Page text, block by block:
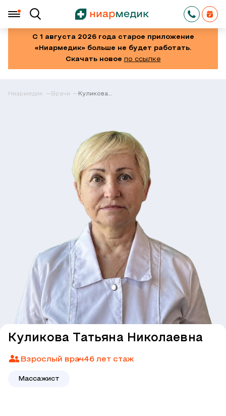
С 1 августа 2026 года старое приложение
«Ниармедик» больше не будет работать.
Скачать новое по ссылке
Ниармедик Врачи
Куликова
Взрослый врач46 лет стаж
Куликова Татьяна Николаевна
Массажист